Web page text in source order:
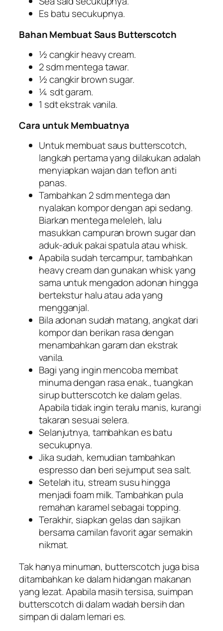
Es batu secukupnya.
Bahan Membuat Saus Butterscotch
½ cangkir heavy cream.
2 sdm mentega tawar.
½ cangkir brown sugar.
¼ sdt garam.
1 sdt ekstrak vanila.
Cara untuk Membuatnya
Untuk membuat saus butterscotch,
langkah pertama yang dilakukan adalah
menyiapkan wajan dan teflon anti
panas.
Tambahkan 2 sdm mentega dan
nyalakan kompor dengan api sedang.
Biarkan mentegameleleh, lalu
masukkan campuran brown sugar dan
aduk-aduk pakai spatula atau whisk.
Apabila sudah tercampur, tambahkan
heavy creamdan gunakanwhiskyang
sama untuk mengadon adonan hingga
bertekstur halu atau ada yang
mengganjal.
Bila adonan sudah matang, angkat dari
kompor dan berikan rasa dengan
menambahkan garam dan ekstrak
vanila.
Bagi yang ingin mencoba membat
minuma dengan rasa enak., tuangkan
sirup butterscotch ke dalam gelas.
Apabila tidak ingin teralu manis, kurangi
takaran sesuai selera.
Selanjutnya, tambahkan es batu
secukupnya.
Jika sudah, kemudian tambahkan
espresso dan beri sejumput sea salt.
Setelah itu, stream susu hingga
menjadi foam milk. Tambahkan pula
remahan karamel sebagaitopping.
Terakhir, siapkan gelas dan sajikan
bersama camilan favorit agar semakin
nikmat.
Tak hanya minuman, butterscotch juga bisa
ditambahkan ke dalam hidangan makanan
yang lezat. Apabila masih tersisa, suimpan
butterscotch di dalam wadah bersih dan
simpan di dalam lemari es.